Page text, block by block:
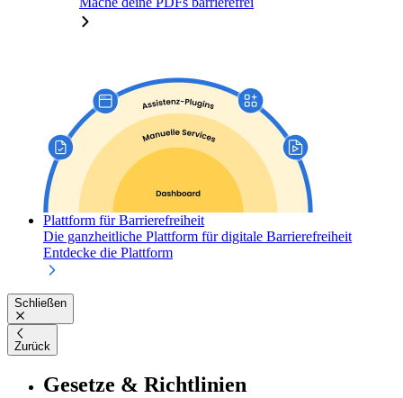
Plattform für Barrierefreiheit
Die ganzheitliche Plattform für digitale Barrierefreiheit
Entdecke die Plattform
Schließen
Zurück
Gesetze & Richtlinien